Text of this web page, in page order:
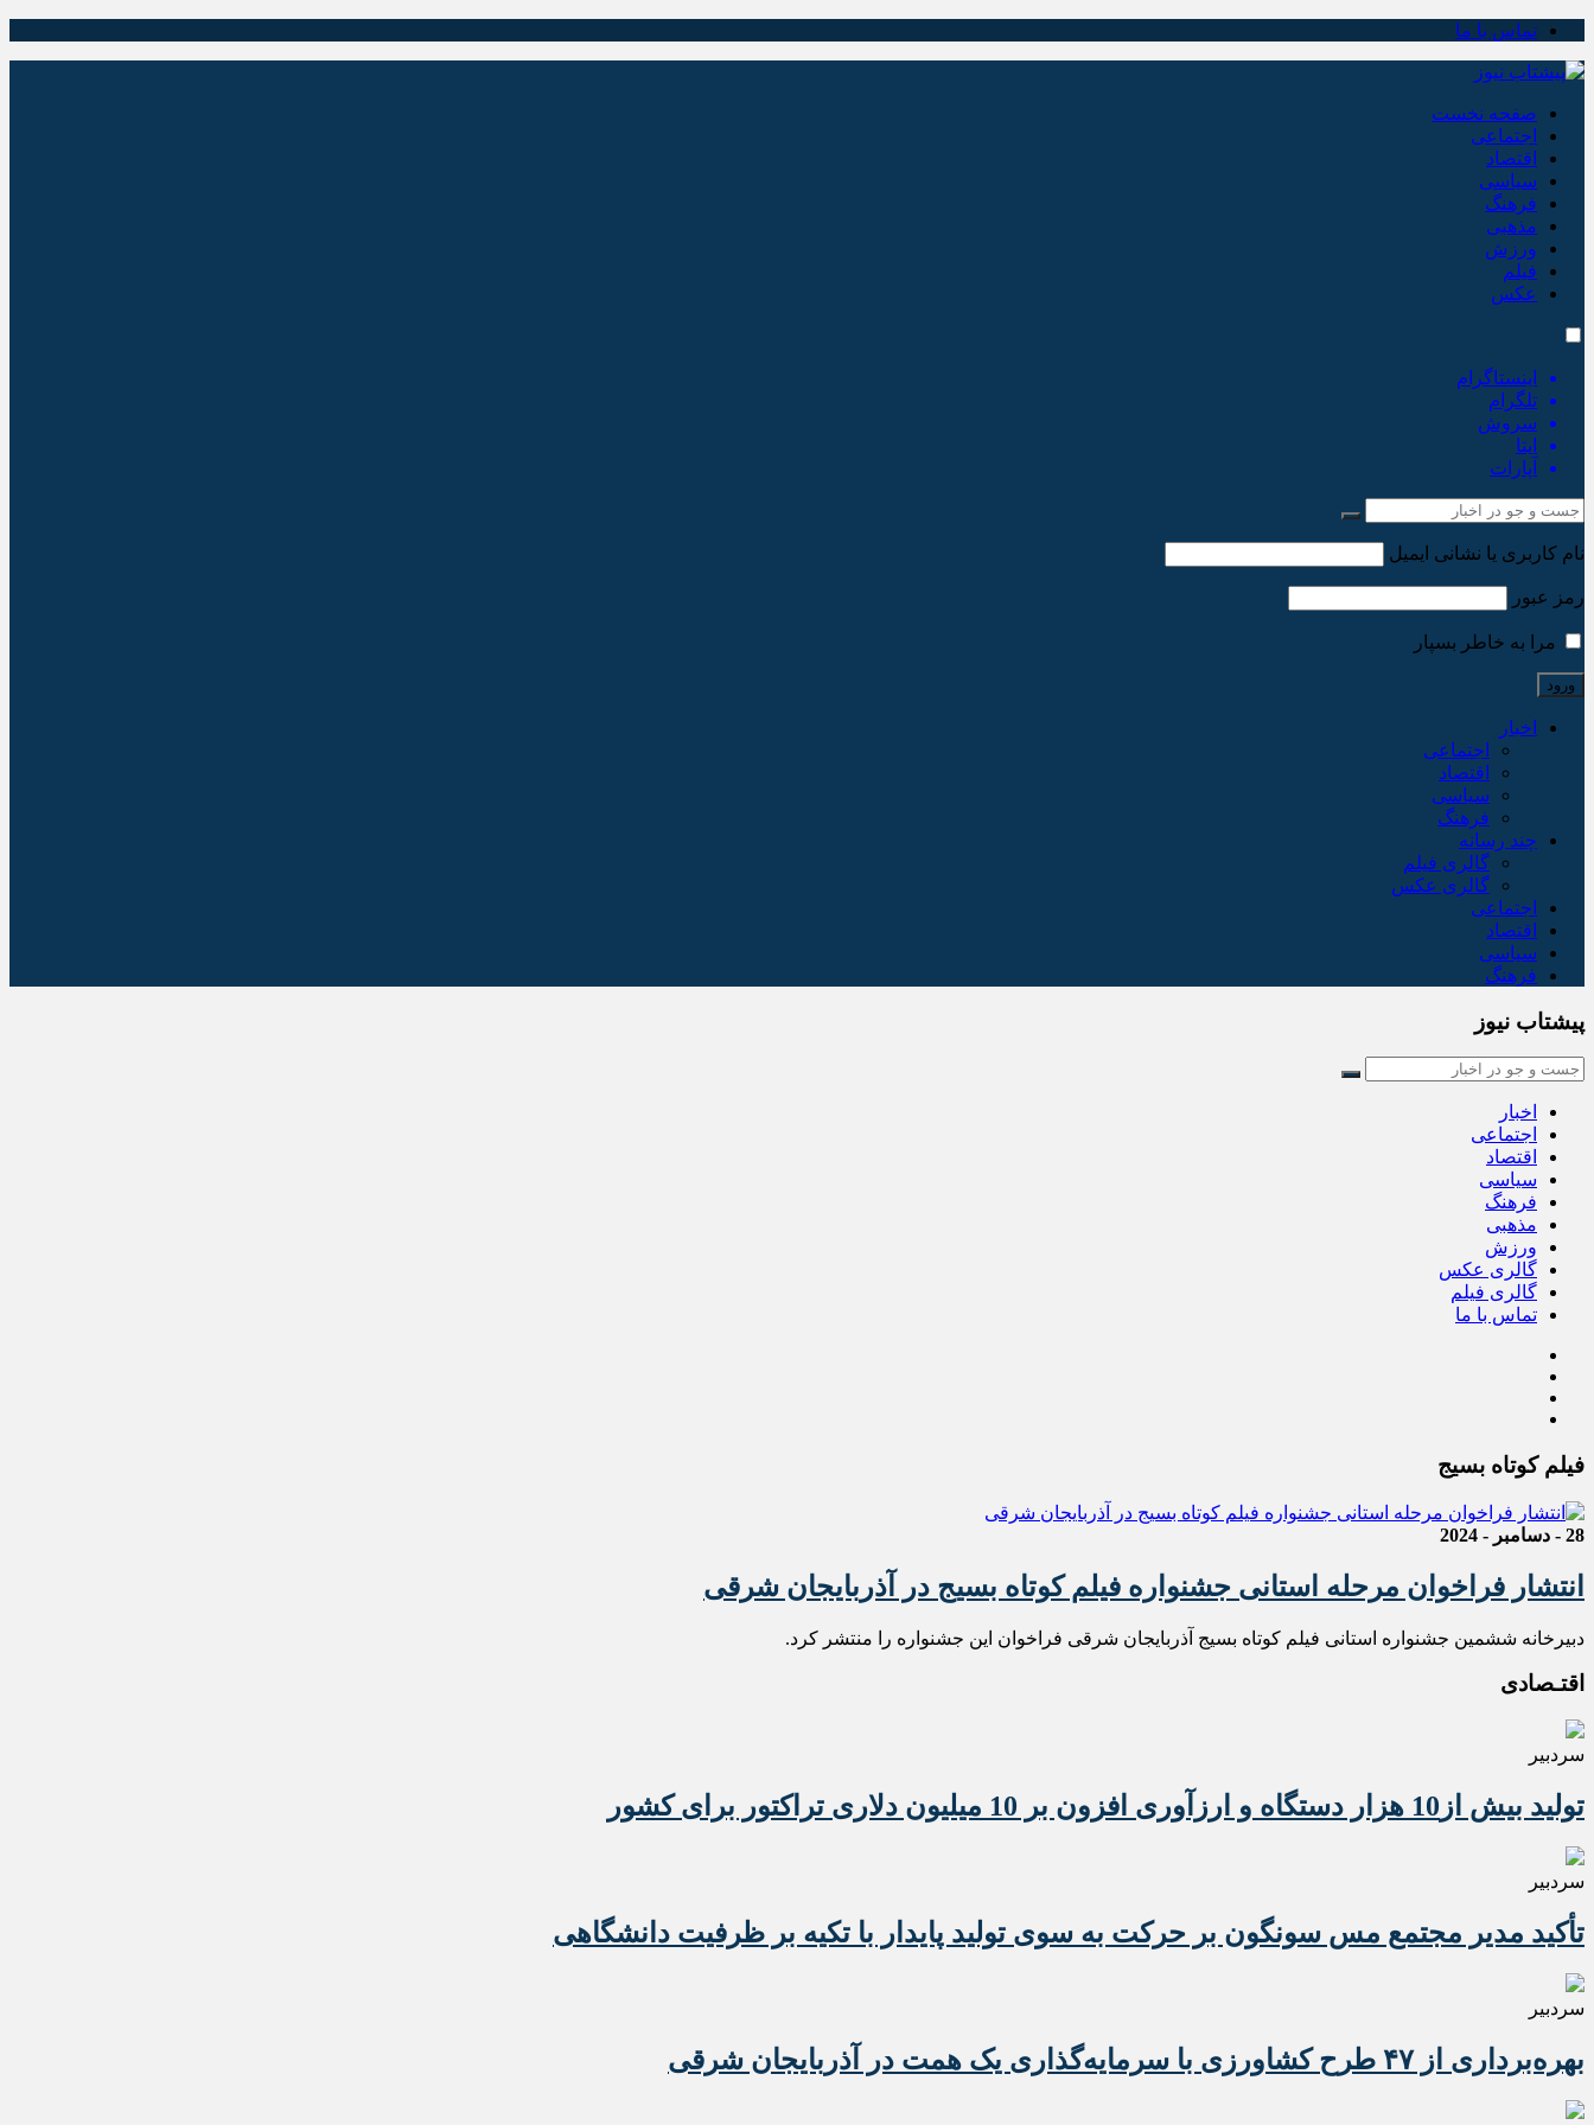
تماس با ما
صفحه نخست
اجتماعی
اقتصاد
سیاسی
فرهنگ
مذهبی
ورزش
فیلم
عکس
اینستاگرام
تلگرام
سروش
ایتا
آپارات
نام کاربری یا نشانی ایمیل
رمز عبور
مرا به خاطر بسپار
اخبار
اجتماعی
اقتصاد
سیاسی
فرهنگ
چند رسانه
گالری فیلم
گالری عکس
اجتماعی
اقتصاد
سیاسی
فرهنگ
پیشتاب نیوز
اخبار
اجتماعی
اقتصاد
سیاسی
فرهنگ
مذهبی
ورزش
گالری عکس
گالری فیلم
تماس با ما
فیلم کوتاه بسیج
28 - دسامبر - 2024
انتشار فراخوان مرحله استانی جشنواره فیلم کوتاه بسیج در آذربایجان شرقی
دبیرخانه ششمین جشنواره استانی فیلم کوتاه بسیج آذربایجان شرقی فراخوان این جشنواره را منتشر کرد.
اقتـصادی
سردبیر
تولید بیش از10 هزار دستگاه و ارزآوری افزون بر 10 میلیون دلاری تراکتور برای کشور
سردبیر
تأکید مدیر مجتمع مس سونگون بر حرکت به سوی تولید پایدار با تکیه بر ظرفیت دانشگاهی
سردبیر
بهره‌برداری از ۴۷ طرح کشاورزی با سرمایه‌گذاری یک همت در آذربایجان شرقی